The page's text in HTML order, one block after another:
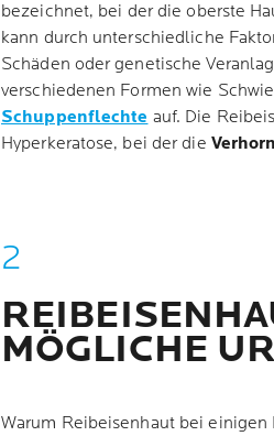
bezeichnet, bei der die oberste
kann durch unterschiedliche
Schäden oder genetische
verschiedenen Formen wie
Schuppenflechte auf. Die
Hyperkeratose, bei der die
MÖGLICHE
Warum Reibeisenhaut bei